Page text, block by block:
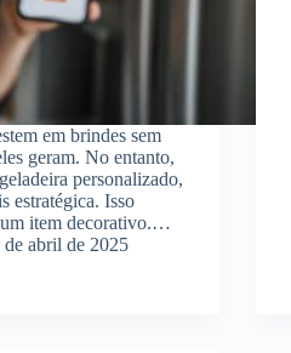
em brindes sem
geram. No entanto,
personalizado,
estratégica. Isso
um item decorativo.…
de abril de 2025